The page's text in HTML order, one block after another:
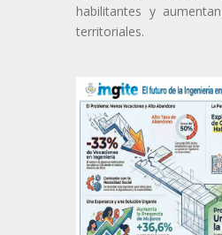
habilitantes y
territoriales.